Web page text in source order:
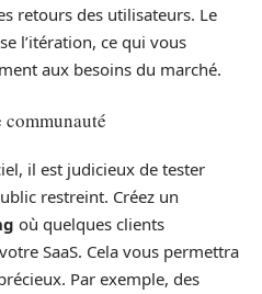
retours des utilisateurs. Le
l’itération, ce qui vous
aux besoins du marché.
il est judicieux de tester
restreint. Créez un
où quelques clients
SaaS. Cela vous permettra
Par exemple, des